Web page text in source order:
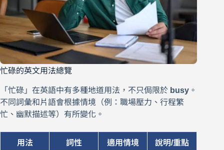
忙碌的英文用法總覽
「忙碌」在英語中有多種地道用法，不只侷限於 busy 。
不同詞彙和片語會根據情境（例：職場壓力、行程繁
忙、幽默描述等）有所變化。
用法 詞性 適用情境 說明/重點